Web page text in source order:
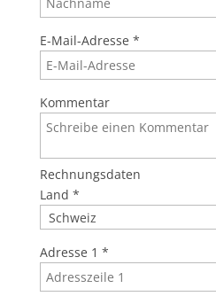
E-Mail-Adresse *
Kommentar
Rechnungsdaten
Land *
Adresse 1 *